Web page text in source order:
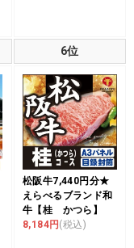
6位
松阪牛7,440円分★
えらべるブランド和
牛【桂 かつら】
8,184円(税込)